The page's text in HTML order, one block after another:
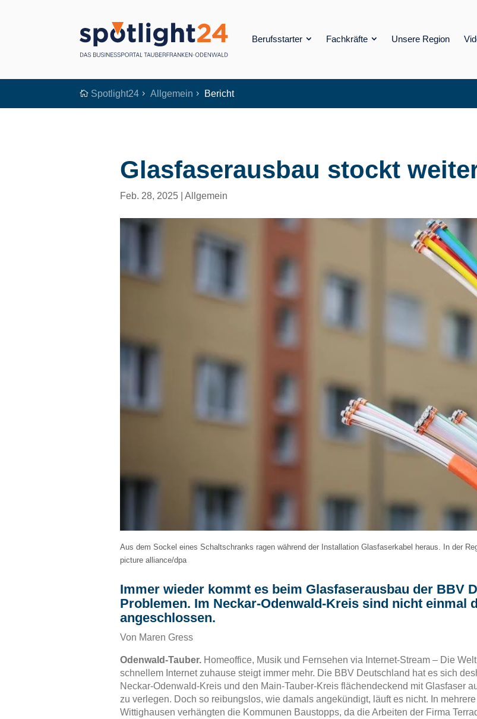
Berufsstarter Fachkräfte Unsere Region
 Spotlight24 5 Allgemein 5 Bericht
Glasfaserausbau stockt
Feb. 28, 2025 Allgemein
Aus dem Sockel eines Schaltschranks ragen während der Installation Glasfaserkabel heraus. In der
picture alliance/dpa
Immer wieder kommt es beim Glasfaserausbau der BBV
Problemen. Im Neckar-Odenwald-Kreis sind nicht einmal
angeschlossen.
Von Maren Gress
Odenwald-Tauber. Homeoffice, Musik und Fernsehen via Internet-Stream – Die
schnellem Internet zuhause steigt immer mehr. Die BBV Deutschland hat es sich
Neckar-Odenwald-Kreis und den Main-Tauber-Kreis flächendeckend mit Glasfaser
zu verlegen. Doch so reibungslos, wie damals angekündigt, läuft es nicht. In
Wittighausen verhängten die Kommunen Baustopps, da die Arbeiten der Firma